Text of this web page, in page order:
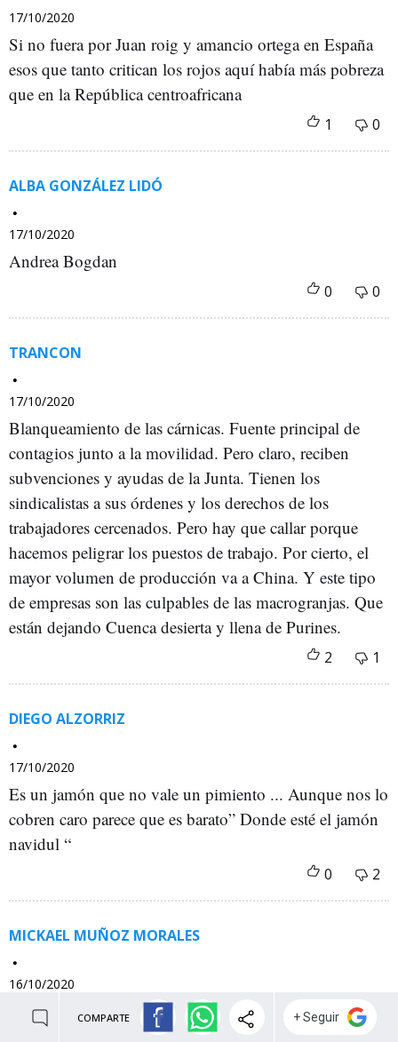
17/10/2020
Si no fuera por Juan roig y amancio ortega en España
esos que tanto critican los rojos aquí había más pobreza
que en la República centroafricana
ALBA GONZÁLEZ LIDÓ
17/10/2020
Andrea Bogdan
TRANCON
17/10/2020
Blanqueamiento de las cárnicas. Fuente principal de
contagios junto a la movilidad. Pero claro, reciben
subvenciones y ayudas de la Junta. Tienen los
sindicalistas a sus órdenes y los derechos de los
trabajadores cercenados. Pero hay que callar porque
hacemos peligrar los puestos de trabajo. Por cierto, el
mayor volumen de producción va a China. Y este tipo
de empresas son las culpables de las macrogranjas. Que
están dejando Cuenca desierta y llena de Purines.
DIEGO ALZORRIZ
17/10/2020
Es un jamón que no vale un pimiento ... Aunque nos lo
cobren caro parece que es barato” Donde esté el jamón
navidul “
MICKAEL MUÑOZ MORALES
16/10/2020
Estaría mejorCOMPARTE